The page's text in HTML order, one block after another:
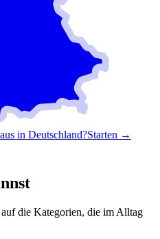
in Deutschland?Starten →
die Kategorien, die im Alltag